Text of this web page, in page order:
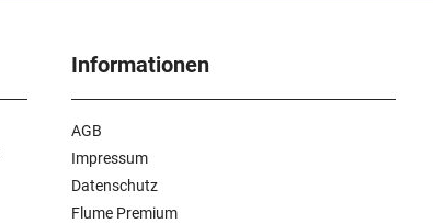
Informationen
AGB
Impressum
Datenschutz
Flume Premium